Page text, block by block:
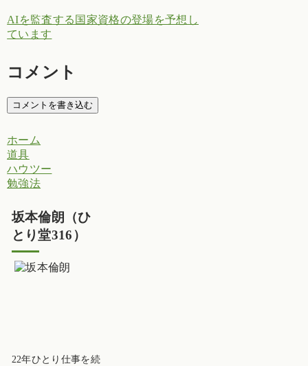
AIを監査する国家資格の登場を予想し
ています
コメント
コメントを書き込む
ホーム
道具
ハウツー
勉強法
坂本倫朗（ひ
とり堂316）
22年ひとり仕事を続